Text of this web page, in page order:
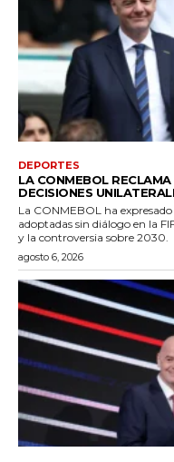
DEPORTES
LA CONMEBOL
DECISIONES
La CONMEBOL ha
adoptadas sin diálogo en la
y la controversia sobre 2030.
agosto 6, 2026